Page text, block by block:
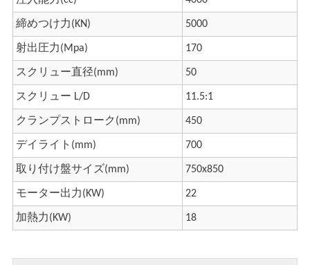
締めつけ力(KN) 5000
射出圧力(Mpa) 170
スクリュー直径(mm) 50
スクリュー L/D 11.5:1
クランプストローク(mm) 450
デイライト(mm) 700
取り付け盤サイズ(mm) 750x850
モーター出力(KW) 22
加熱力(KW) 18